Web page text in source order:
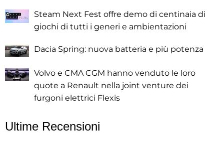
Steam Next Fest offre demo di centinaia di
giochi di tutti i generi e ambientazioni
Dacia Spring: nuova batteria e più potenza
Volvo e CMA CGM hanno venduto le loro
quote a Renault nella joint venture dei
furgoni elettrici Flexis
Ultime Recensioni